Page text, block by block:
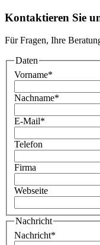
Kontaktieren Sie
Für Fragen, Ihre
Daten
Vorname*
Nachname*
E-Mail*
Telefon
Firma
Webseite
Nachricht
Nachricht*